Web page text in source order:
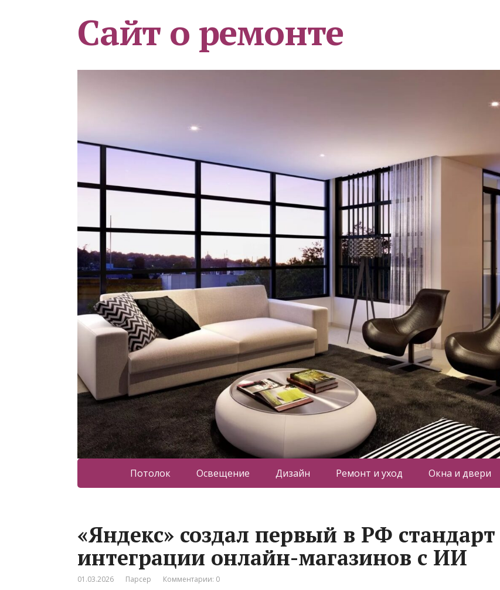
Сайт о ремонте
Потолок Освещение Дизайн Ремонт и уход Окна и двери
«Яндекс» создал первый в РФ стандарт
интеграции онлайн-магазинов с ИИ
01.03.2026 Парсер Комментарии: 0